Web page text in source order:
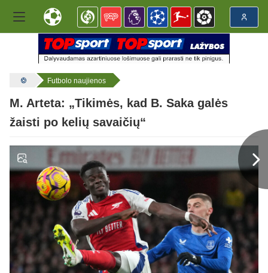
Futbolo naujienos
M. Arteta: „Tikimės, kad B. Saka galės
žaisti po kelių savaičių“